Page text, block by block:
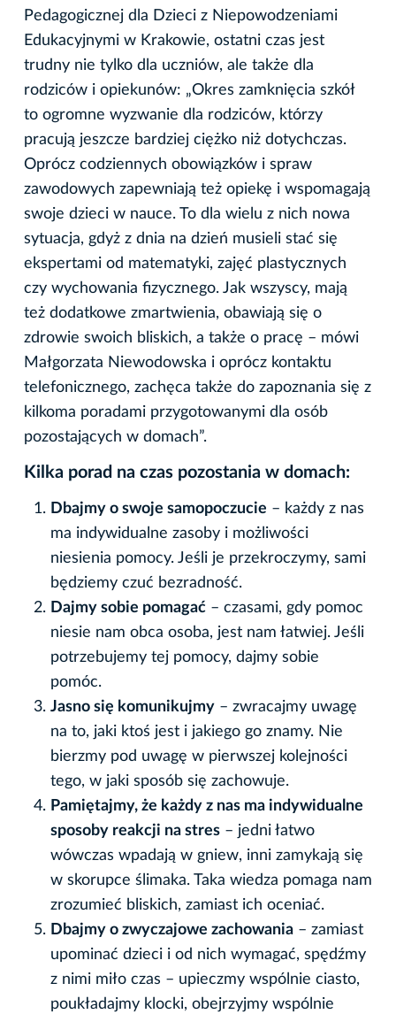
Pedagogicznej dla Dzieci z Niepowodzeniami
Edukacyjnymi w Krakowie, ostatni czas jest
trudny nie tylko dla uczniów, ale także dla
rodziców i opiekunów: „Okres zamknięcia szkół
to ogromne wyzwanie dla rodziców, którzy
pracują jeszcze bardziej ciężko niż dotychczas.
Oprócz codziennych obowiązków i spraw
zawodowych zapewniają też opiekę i wspomagają
swoje dzieci w nauce. To dla wielu z nich nowa
sytuacja, gdyż z dnia na dzień musieli stać się
ekspertami od matematyki, zajęć plastycznych
czy wychowania fizycznego. Jak wszyscy, mają
też dodatkowe zmartwienia, obawiają się o
zdrowie swoich bliskich, a także o pracę – mówi
Małgorzata Niewodowska i oprócz kontaktu
telefonicznego, zachęca także do zapoznania się z
kilkoma poradami przygotowanymi dla osób
pozostających w domach”.
Kilka porad na czas pozostania w domach:
Dbajmy o swoje samopoczucie – każdy z nas
ma indywidualne zasoby i możliwości
niesienia pomocy. Jeśli je przekroczymy, sami
będziemy czuć bezradność.
Dajmy sobie pomagać – czasami, gdy pomoc
niesie nam obca osoba, jest nam łatwiej. Jeśli
potrzebujemy tej pomocy, dajmy sobie
pomóc.
Jasno się komunikujmy – zwracajmy uwagę
na to, jaki ktoś jest i jakiego go znamy. Nie
bierzmy pod uwagę w pierwszej kolejności
tego, w jaki sposób się zachowuje.
Pamiętajmy, że każdy z nas ma indywidualne
sposoby reakcji na stres – jedni łatwo
wówczas wpadają w gniew, inni zamykają się
w skorupce ślimaka. Taka wiedza pomaga nam
zrozumieć bliskich, zamiast ich oceniać.
Dbajmy o zwyczajowe zachowania – zamiast
upominać dzieci i od nich wymagać, spędźmy
z nimi miło czas – upieczmy wspólnie ciasto,
poukładajmy klocki, obejrzyjmy wspólnie